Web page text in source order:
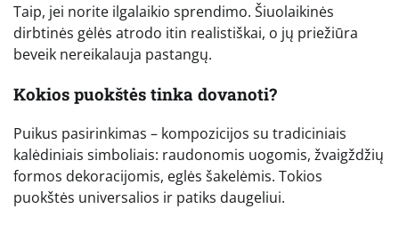
Taip, jei norite ilgalaikio sprendimo. Šiuolaikinės
dirbtinės gėlės atrodo itin realistiškai, o jų priežiūra
beveik nereikalauja pastangų.
Kokios puokštės tinka dovanoti?
Puikus pasirinkimas – kompozicijos su tradiciniais
kalėdiniais simboliais: raudonomis uogomis, žvaigždžių
formos dekoracijomis, eglės šakelėmis. Tokios
puokštės universalios ir patiks daugeliui.